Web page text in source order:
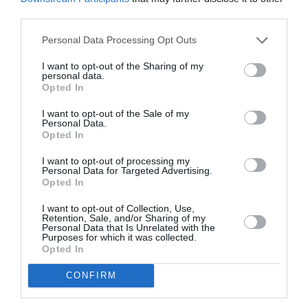
Personal Data Processing Opt Outs
I want to opt-out of the Sharing of my
personal data.
Opted In
I want to opt-out of the Sale of my
Personal Data.
Opted In
I want to opt-out of processing my
Personal Data for Targeted Advertising.
Opted In
I want to opt-out of Collection, Use,
Retention, Sale, and/or Sharing of my
Personal Data that Is Unrelated with the
Purposes for which it was collected.
Opted In
CONFIRM
Agenții au efectuat o operațiune delicată de captare
într-o porțiune a unui tunel pentru a evita reacții
imprevizibile și periculoase. Aceasta pentru că la
bordul vehiculului se aflau și alte persoane, neștiind
arestate, scriePerugia Today.
Articolul anterior
finanţare ilegală a partidului
Următorul articol
Beat la volan, a ucis un om la Lucca: român
condamnat la 3 ani de închisoare